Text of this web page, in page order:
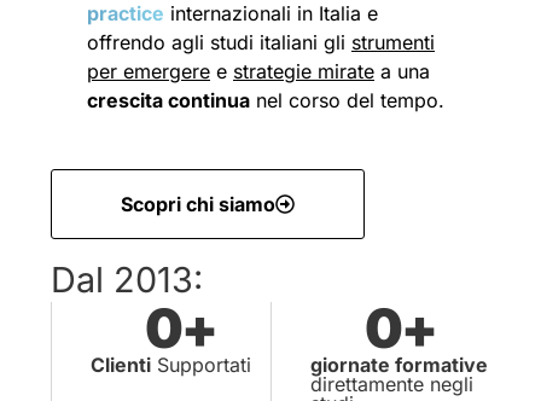
practice internazionali in Italia e
offrendo agli studi italiani gli strumenti
per emergere e strategie mirate a una
crescita continua nel corso del tempo.
Scopri chi siamo
Dal 2013:
0+
Clienti Supportati
0+
giornate formative
direttamente negli